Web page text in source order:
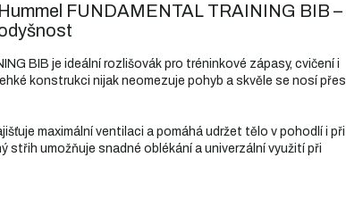
FUNDAMENTAL TRAINING BIB –
BIB je ideální rozlišovák pro tréninkové zápasy, cvičení i
konstrukci nijak neomezuje pohyb a skvěle se nosí přes
maximální ventilaci a pomáhá udržet tělo v pohodlí i při
střih umožňuje snadné oblékání a univerzální využití při